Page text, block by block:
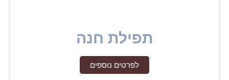
תפילת חנה
לפרטים נוספים